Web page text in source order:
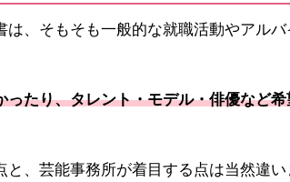
は、そもそも一般的な就職活動やアル
ったり、タレント・モデル・俳優など
と、芸能事務所が着目する点は当然違い